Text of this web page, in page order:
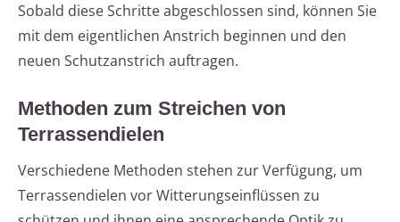
Sobald diese Schritte abgeschlossen sind, können Sie
mit dem eigentlichen Anstrich beginnen und den
neuen Schutzanstrich auftragen.
Methoden zum Streichen von
Terrassendielen
Verschiedene Methoden stehen zur Verfügung, um
Terrassendielen vor Witterungseinflüssen zu